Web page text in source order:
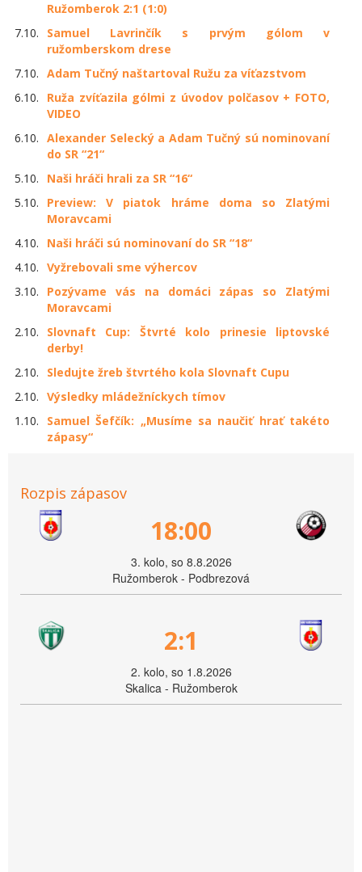
Ružomberok 2:1 (1:0)
7.10.
Samuel Lavrinčík s prvým gólom v
ružomberskom drese
7.10. Adam Tučný naštartoval Ružu za víťazstvom
6.10.
Ruža zvíťazila gólmi z úvodov polčasov + FOTO,
VIDEO
6.10. Alexander Selecký a Adam Tučný sú nominovaní
do SR “21“
5.10.
Naši hráči hrali za SR “16“
5.10.
Preview: V piatok hráme doma so Zlatými
Moravcami
4.10.
Naši hráči sú nominovaní do SR “18“
4.10. Vyžrebovali sme výhercov
3.10.
Pozývame vás na domáci zápas so Zlatými
Moravcami
2.10.
Slovnaft Cup: Štvrté kolo prinesie liptovské
derby!
2.10.
Sledujte žreb štvrtého kola Slovnaft Cupu
2.10. Výsledky mládežníckych tímov
1.10.
Samuel Šefčík: „Musíme sa naučiť hrať takéto
zápasy“
Rozpis zápasov
18:00
3. kolo, so 8.8.2026
Ružomberok - Podbrezová
2:1
2. kolo, so 1.8.2026
Skalica - Ružomberok